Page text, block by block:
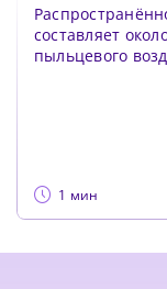
составляет
пыльцевого
1 мин